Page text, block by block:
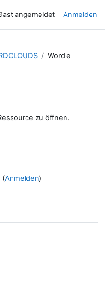
angemeldet Anmelden
Wordle
zu öffnen.
(Anmelden)